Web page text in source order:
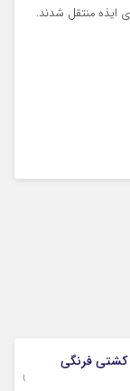
ایذه منتقل شدند.
تیم کشتی فرنگی
09 جولای 2026